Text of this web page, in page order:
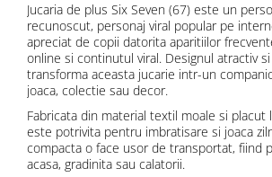
Jucaria de plus Six Seven (67) este un
recunoscut, personaj viral popular pe
apreciat de copii datorita aparitiilor
online si continutul viral. Designul atractiv
transforma aceasta jucarie intr-un
joaca, colectie sau decor.
Fabricata din material textil moale si placut
este potrivita pentru imbratisare si joaca
compacta o face usor de transportat, fiind
acasa, gradinita sau calatorii.